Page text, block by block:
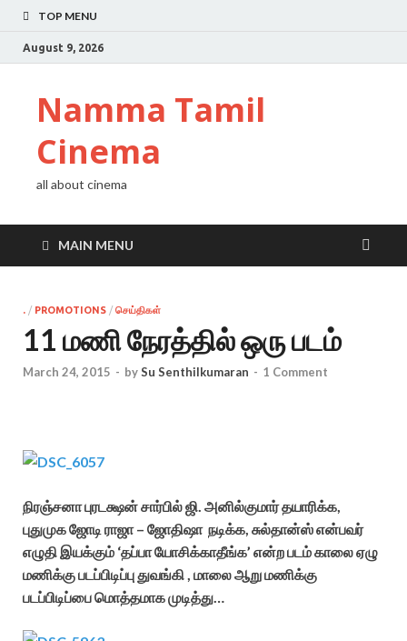
TOP MENU
August 9, 2026
Namma Tamil
Cinema
all about cinema
MAIN MENU
. / PROMOTIONS / செய்திகள்
11 மணி நேரத்தில் ஒரு படம்
March 24, 2015 - bySu Senthilkumaran - 1 Comment
நிரஞ்சனா புரடக்ஷன் சார்பில் ஜி. அனில்குமார் தயாரிக்க,
புதுமுக ஜோடி ராஜா – ஜோதிஷா நடிக்க, சுல்தான்ஸ் என்பவர்
எழுதி இயக்கும் ‘தப்பா யோசிக்காதீங்க’ என்ற படம் காலை ஏழு
மணிக்கு படப்பிடிப்பு துவங்கி , மாலை ஆறு மணிக்கு
படப்பிடிப்பை மொத்தமாக முடித்து…